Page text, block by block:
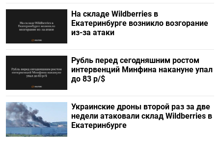
На складе Wildberries в
Екатеринбурге возникло возгорание
из-за атаки
Рубль перед сегодняшним ростом
интервенций Минфина накануне упал
до 83 р/$
Украинские дроны второй раз за две
недели атаковали склад Wildberries в
Екатеринбурге